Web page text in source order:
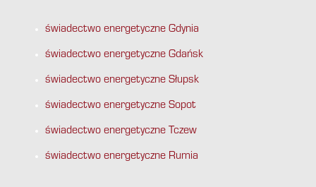
świadectwo energetyczne Gdynia
świadectwo energetyczne Gdańsk
świadectwo energetyczne Słupsk
świadectwo energetyczne Sopot
świadectwo energetyczne Tczew
świadectwo energetyczne Rumia